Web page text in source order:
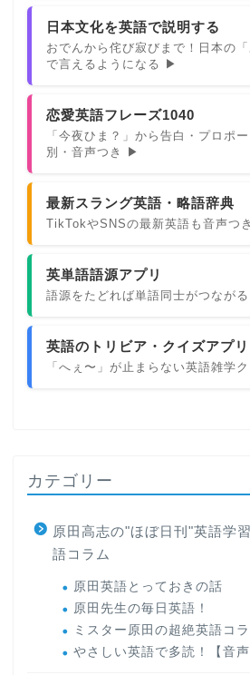
日本文化を英語で説明する
おでんから侘び寂びまで！日本の
で言えるようになる ▶
恋愛英語フレーズ1040
「今夜ひま？」から告白・プロポ
別・音声つき ▶
最新スラング英語・略語辞典
TikTokやSNSの最新英語も音声つ
英単語語源アプリ
語源をたどれば単語同士がつなが
英語のトリビア・クイズアプリ
「へぇ〜」が止まらない英語雑学
カテゴリー
原田高志の"ほぼ日刊"英語学
語コラム
原田英語とっておきの話
原田先生の毎日英語！
ミスター原田の超絶英語コラ
やさしい英語で多読！【音声